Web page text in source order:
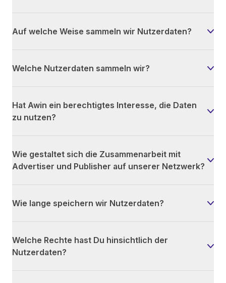
Auf welche Weise sammeln wir Nutzerdaten?
Welche Nutzerdaten sammeln wir?
Hat Awin ein berechtigtes Interesse, die Daten
zu nutzen?
Wie gestaltet sich die Zusammenarbeit mit
Advertiser und Publisher auf unserer Netzwerk?
Wie lange speichern wir Nutzerdaten?
Welche Rechte hast Du hinsichtlich der
Nutzerdaten?